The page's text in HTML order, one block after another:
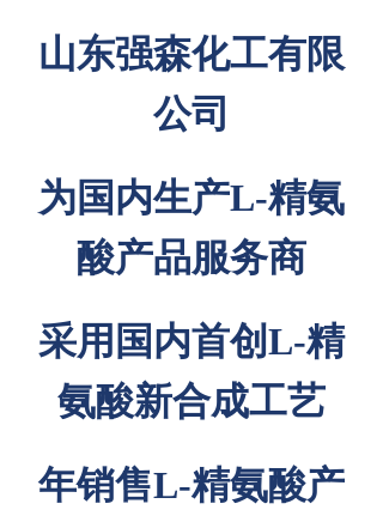
山东强森化工有限
公司
为国内生产L-精氨
酸产品服务商
采用国内首创L-精
氨酸新合成工艺
年销售L-精氨酸产